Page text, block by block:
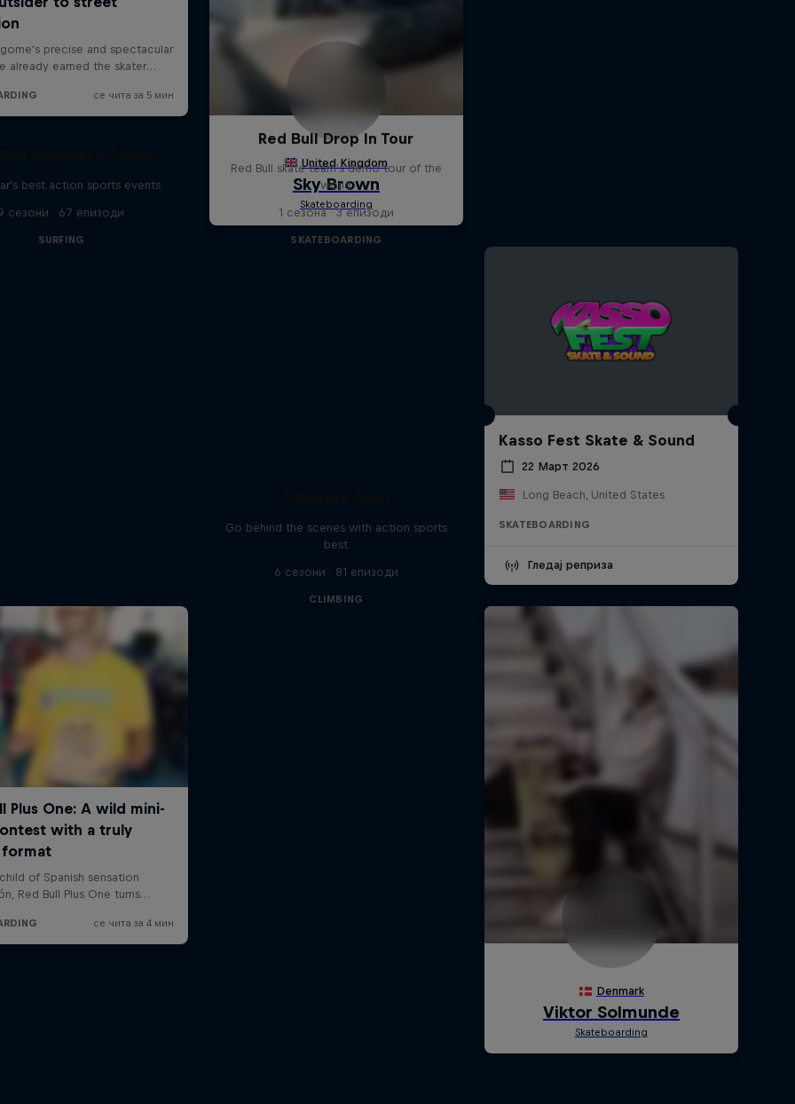
best action sports events
сезони · 67 епизоди
SURFING
Red Bull Drop In Tour
Red Bull skate team's demo tour of the
world
1 сезона · 3 епизоди
SKATEBOARDING
Kasso Fest Skate & Sound
22 Март 2026
Long Beach, United States
SKATEBOARDING
Гледај реприза
Go behind the scenes with action sports
best
6 сезони · 81 епизоди
CLIMBING